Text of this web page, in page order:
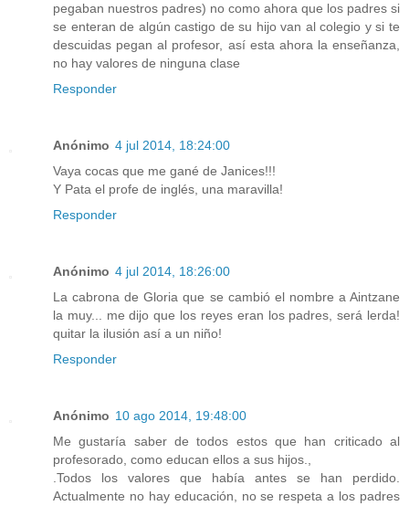
pegaban nuestros padres) no como ahora que los padres si
se enteran de algún castigo de su hijo van al colegio y si te
descuidas pegan al profesor, así esta ahora la enseñanza,
no hay valores de ninguna clase
Responder
Anónimo 4 jul 2014, 18:24:00
Vaya cocas que me gané de Janices!!!
Y Pata el profe de inglés, una maravilla!
Responder
Anónimo 4 jul 2014, 18:26:00
La cabrona de Gloria que se cambió el nombre a Aintzane
la muy... me dijo que los reyes eran los padres, será lerda!
quitar la ilusión así a un niño!
Responder
Anónimo 10 ago 2014, 19:48:00
Me gustaría saber de todos estos que han criticado al
profesorado, como educan ellos a sus hijos.,
.Todos los valores que había antes se han perdido.
Actualmente no hay educación, no se respeta a los padres